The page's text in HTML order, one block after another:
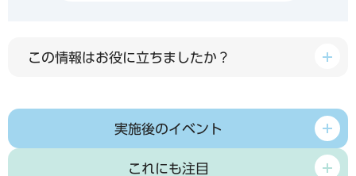
この情報はお役に立ちましたか？
実施後のイベント
これにも注目